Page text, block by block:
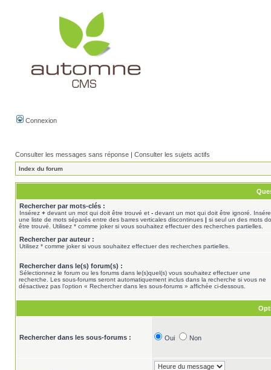
Connexion
Consulter les messages sans réponse | Consulter les sujets actifs
Index du forum
Rechercher par mots-clés :
Insérez + devant un mot qui doit être trouvé et - devant un mot qui doit être ignoré.
une liste de mots séparés entre des barres verticales discontinues | si seul un des mots
être trouvé. Utilisez * comme joker si vous souhaitez effectuer des recherches partielles.
Rechercher par auteur :
Utilisez * comme joker si vous souhaitez effectuer des recherches partielles.
Rechercher dans le(s) forum(s) :
Sélectionnez le forum ou les forums dans le(s)quel(s) vous souhaitez effectuer une
recherche. Les sous-forums seront automatiquement inclus dans la recherche si vous ne
désactivez pas l’option « Rechercher dans les sous-forums » affichée ci-dessous.
Rechercher dans les sous-forums : Oui Non